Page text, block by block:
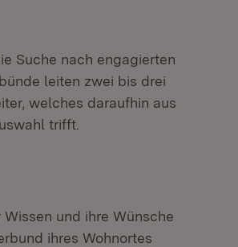
Suche nach engagierten
leiten zwei bis drei
welches daraufhin aus
trifft.
und ihre Wünsche
ihres Wohnortes